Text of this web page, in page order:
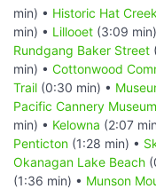
min) • Historic Hat
min) • Lillooet (3:09
Rundgang Baker Street
min) • Cottonwood
Trail (0:30 min) •
Pacific Cannery Museum
min) • Kelowna (2:07
Penticton (1:28 min) •
Okanagan Lake Beach
(1:36 min) • Munson